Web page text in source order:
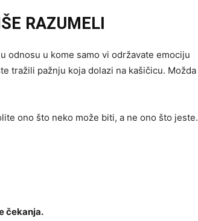
RAZUMELI
odnosu u kome samo vi održavate emociju
tražili pažnju koja dolazi na kašičicu. Možda
ono što neko može biti, a ne ono što jeste.
čekanja.